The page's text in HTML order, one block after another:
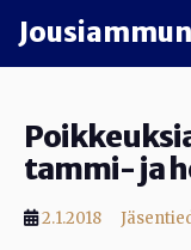
tammi- ja
2.1.2018